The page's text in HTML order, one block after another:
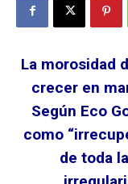
La morosidad
crecer en
Según Eco
como
de toda